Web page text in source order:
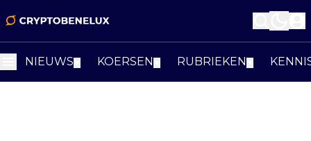
NIEUWS KOERSEN RUBRIEKEN